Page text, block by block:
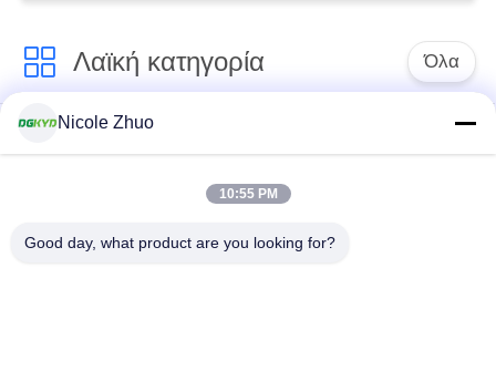
Λαϊκή κατηγορία Όλα
συνδετήρας
συνδετήρας
συνδετήρες λιμένων
RJ45 ενιαίος λιμένας
Nicole Zhuo
10:55 PM
Good day, what product are you looking for?